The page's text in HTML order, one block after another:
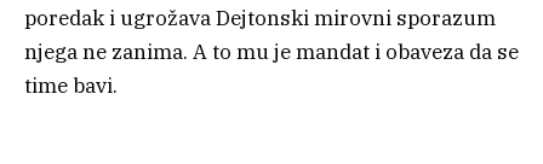
poredak i ugrožava Dejtonski mirovni sporazum
njega ne zanima. A to mu je mandat i obaveza da se
time bavi.